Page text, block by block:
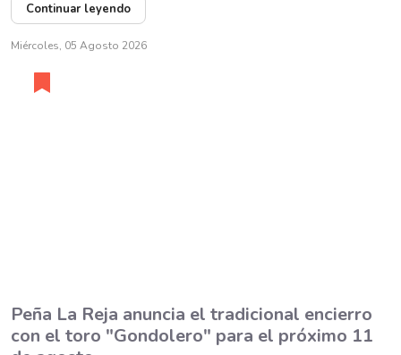
Continuar leyendo
Miércoles, 05 Agosto 2026
Peña La Reja anuncia el tradicional encierro
con el toro "Gondolero" para el próximo 11